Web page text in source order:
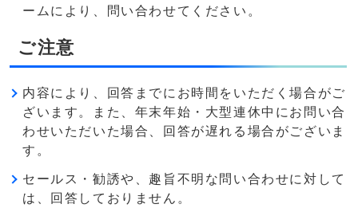
ームにより、問い合わせてください。
ご注意
内容により、回答までにお時間をいただく場合がご
ざいます。また、年末年始・大型連休中にお問い合
わせいただいた場合、回答が遅れる場合がございま
す。
セールス・勧誘や、趣旨不明な問い合わせに対して
は、回答しておりません。